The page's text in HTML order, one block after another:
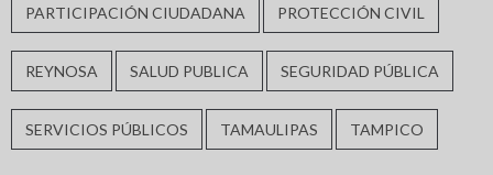
PARTICIPACIÓN CIUDADANA PROTECCIÓN CIVIL
REYNOSA SALUD PUBLICA SEGURIDAD PÚBLICA
SERVICIOS PÚBLICOS TAMAULIPAS TAMPICO